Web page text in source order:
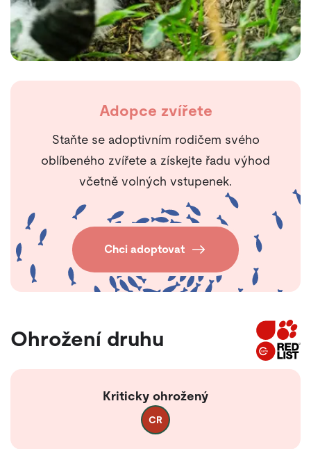
Adopce zvířete
Staňte se adoptivním rodičem svého
oblíbeného zvířete a získejte řadu výhod
včetně volných vstupenek.
Chci adoptovat
Ohrožení druhu
Kriticky ohrožený
CR